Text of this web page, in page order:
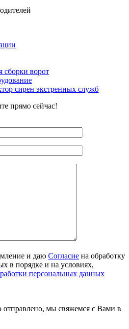
ворот
сирен экстренных служб
прямо сейчас!
и даю Согласие на обработку
в порядке и на условиях,
персональных данных
мы свяжемся с Вами в